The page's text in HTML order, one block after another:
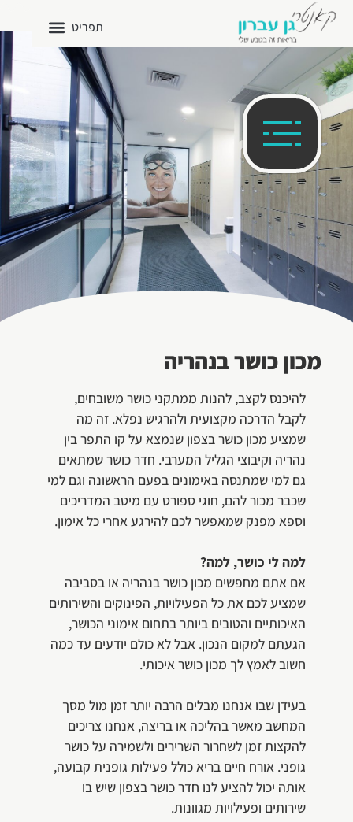
מכון כושר בנהריה
להיכנס לקצב, להנות ממתקני כושר משובחים,
לקבל הדרכה מקצועית ולהרגיש נפלא. זה מה
שמציע מכון כושר בצפון שנמצא על קו התפר בין
נהריה וקיבוצי הגליל המערבי. חדר כושר שמתאים
גם למי שמתנסה באימונים בפעם הראשונה וגם למי
שכבר מכור להם, חוגי ספורט עם מיטב המדריכים
וספא מפנק שמאפשר לכם להירגע אחרי כל אימון.
למה לי כושר, למה?
אם אתם מחפשים מכון כושר בנהריה או בסביבה
שמציע לכם את כל הפעילויות, הפינוקים והשירותים
האיכותיים והטובים ביותר בתחום אימוני הכושר,
הגעתם למקום הנכון. אבל לא כולם יודעים עד כמה
חשוב לאמץ לך מכון כושר איכותי.
בעידן שבו אנחנו מבלים הרבה יותר זמן מול מסך
המחשב מאשר בהליכה או בריצה, אנחנו צריכים
להקצות זמן לשחרור השרירים ולשמירה על כושר
גופני. אורח חיים בריא כולל פעילות גופנית קבועה,
אותה יכול להציע לנו חדר כושר בצפון שיש בו
שירותים ופעילויות מגוונות.